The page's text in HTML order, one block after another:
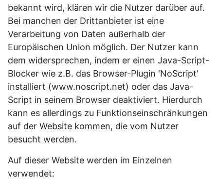
bekannt wird, klären wir die Nutzer darüber auf.
Bei manchen der Drittanbieter ist eine
Verarbeitung von Daten außerhalb der
Europäischen Union möglich. Der Nutzer kann
dem widersprechen, indem er einen Java-Script-
Blocker wie z.B. das Browser-Plugin 'NoScript'
installiert (www.noscript.net) oder das Java-
Script in seinem Browser deaktiviert. Hierdurch
kann es allerdings zu Funktionseinschränkungen
auf der Website kommen, die vom Nutzer
besucht werden.
Auf dieser Website werden im Einzelnen
verwendet: